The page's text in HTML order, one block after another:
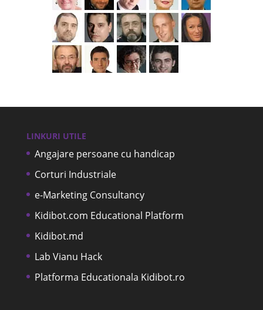
LINKURI UTILE
Angajare persoane cu handicap
Corturi Industriale
e-Marketing Consultancy
Kidibot.com Educational Platform
Kidibot.md
Lab Vianu Hack
Platforma Educationala Kidibot.ro